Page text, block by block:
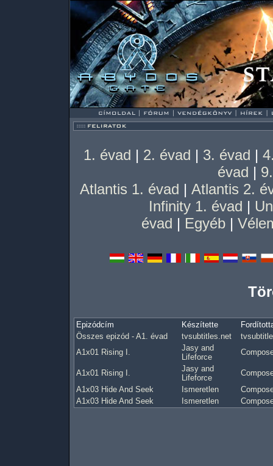
1. évad | 2. évad | 3. évad |
évad |
Atlantis 1. évad | Atlantis 2.
Infinity 1. évad |
évad | Egyéb |
Epizódcím Készítette
Összes epizód - A1. évad
tvsubtitles.net
A1x01 Rising I.
Jasy and
Lifeforce
A1x01 Rising I.
Jasy and
Lifeforce
A1x03 Hide And Seek
Ismeretlen
A1x03 Hide And Seek
Ismeretlen